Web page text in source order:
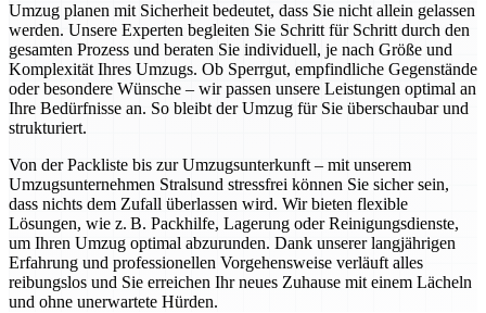
Umzug planen mit Sicherheit bedeutet, dass Sie nicht allein gelassen
werden. Unsere Experten begleiten Sie Schritt für Schritt durch den
gesamten Prozess und beraten Sie individuell, je nach Größe und
Komplexität Ihres Umzugs. Ob Sperrgut, empfindliche Gegenstände
oder besondere Wünsche – wir passen unsere Leistungen optimal an
Ihre Bedürfnisse an. So bleibt der Umzug für Sie überschaubar und
strukturiert.
Von der Packliste bis zur Umzugsunterkunft – mit unserem
Umzugsunternehmen Stralsund stressfrei können Sie sicher sein,
dass nichts dem Zufall überlassen wird. Wir bieten flexible
Lösungen, wie z. B. Packhilfe, Lagerung oder Reinigungsdienste,
um Ihren Umzug optimal abzurunden. Dank unserer langjährigen
Erfahrung und professionellen Vorgehensweise verläuft alles
reibungslos und Sie erreichen Ihr neues Zuhause mit einem Lächeln
und ohne unerwartete Hürden.